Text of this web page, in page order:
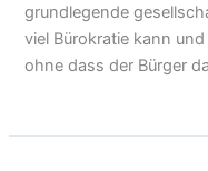
grundlegende
viel Bürokratie kann
ohne dass der Bürger